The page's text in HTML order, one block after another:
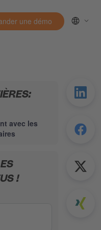
une démo
avec les
!